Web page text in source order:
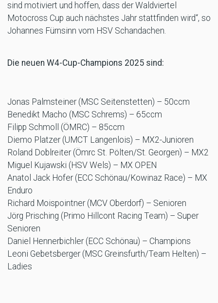
sind motiviert und hoffen, dass der Waldviertel
Motocross Cup auch nächstes Jahr stattfinden wird“, so
Johannes Fürnsinn vom HSV Schandachen.
Die neuen W4-Cup-Champions 2025 sind:
Jonas Palmsteiner (MSC Seitenstetten) – 50ccm
Benedikt Macho (MSC Schrems) – 65ccm
Filipp Schmoll (ÖMRC) – 85ccm
Diemo Platzer (UMCT Langenlois) – MX2-Junioren
Roland Doblreiter (Ömrc St. Pölten/St. Georgen) – MX2
Miguel Kujawski (HSV Wels) – MX OPEN
Anatol Jack Hofer (ECC Schönau/Kowinaz Race) – MX
Enduro
Richard Moispointner (MCV Oberdorf) – Senioren
Jörg Prisching (Primo Hillcont Racing Team) – Super
Senioren
Daniel Hennerbichler (ECC Schönau) – Champions
Leoni Gebetsberger (MSC Greinsfurth/Team Helten) –
Ladies